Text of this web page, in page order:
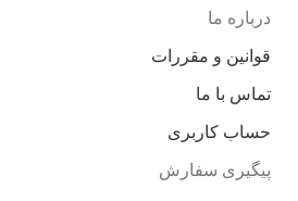
درباره ما
قوانین و مقررات
تماس با ما
حساب کاربری
پیگیری سفارش